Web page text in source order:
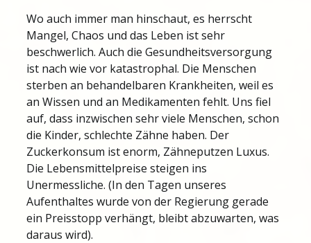
Wo auch immer man hinschaut, es herrscht
Mangel, Chaos und das Leben ist sehr
beschwerlich. Auch die Gesundheitsversorgung
ist nach wie vor katastrophal. Die Menschen
sterben an behandelbaren Krankheiten, weil es
an Wissen und an Medikamenten fehlt. Uns fiel
auf, dass inzwischen sehr viele Menschen, schon
die Kinder, schlechte Zähne haben. Der
Zuckerkonsum ist enorm, Zähneputzen Luxus.
Die Lebensmittelpreise steigen ins
Unermessliche. (In den Tagen unseres
Aufenthaltes wurde von der Regierung gerade
ein Preisstopp verhängt, bleibt abzuwarten, was
daraus wird).